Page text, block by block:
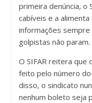
primeira denúncia, o
cabíveis e a
informações
golpistas não param.
O SIFAR reitera que
feito pelo número
disso, o sindicato
nenhum boleto seja